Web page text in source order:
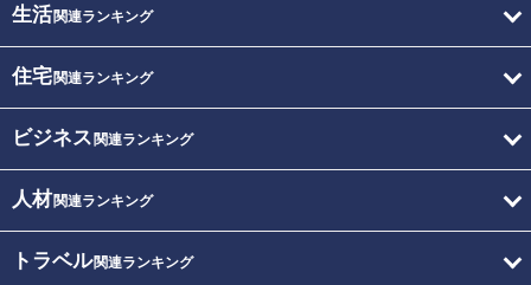
生活関連ランキング
住宅関連ランキング
ビジネス 関連ランキング
人材関連ランキング
トラベル関連ランキング